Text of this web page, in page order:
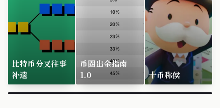
比特币分叉往事
补遗
币圈出金指南
1.0
十币称侯